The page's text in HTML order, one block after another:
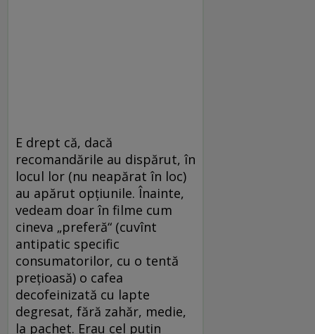
E drept că, dacă
recomandările au dispărut, în
locul lor (nu neapărat în loc)
au apărut opţiunile. Înainte,
vedeam doar în filme cum
cineva „preferă“ (cuvînt
antipatic specific
consumatorilor, cu o tentă
preţioasă) o cafea
decofeinizată cu lapte
degresat, fără zahăr, medie,
la pachet. Erau cel puţin